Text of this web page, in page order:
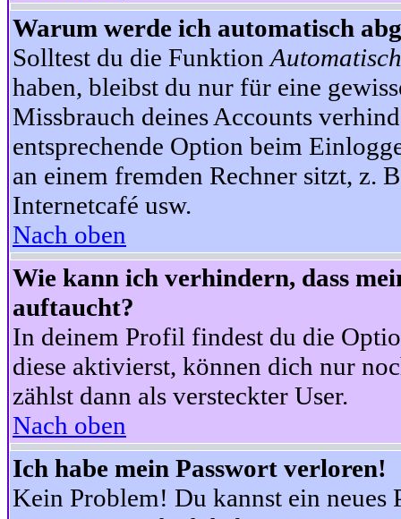
Warum werde ich automatisch
Solltest du die Funktion
haben, bleibst du nur für eine
Missbrauch deines Accounts
entsprechende Option beim
an einem fremden Rechner sitzt, z.
Internetcafé usw.
Nach oben
Wie kann ich verhindern, dass
auftaucht?
In deinem Profil findest du die
diese aktivierst, können dich nur
zählst dann als versteckter User.
Nach oben
Ich habe mein Passwort verloren!
Kein Problem! Du kannst ein neues